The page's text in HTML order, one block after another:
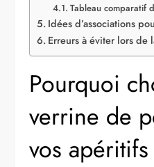
Tableau comparatif
Idées d’associations
Erreurs à éviter lors de
Pourquoi
verrine de
vos apéritifs